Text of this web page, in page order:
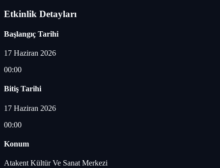
Etkinlik Detayları
Başlangıç Tarihi
17 Haziran 2026
00:00
Bitiş Tarihi
17 Haziran 2026
00:00
Konum
Atakent Kültür Ve Sanat Merkezi